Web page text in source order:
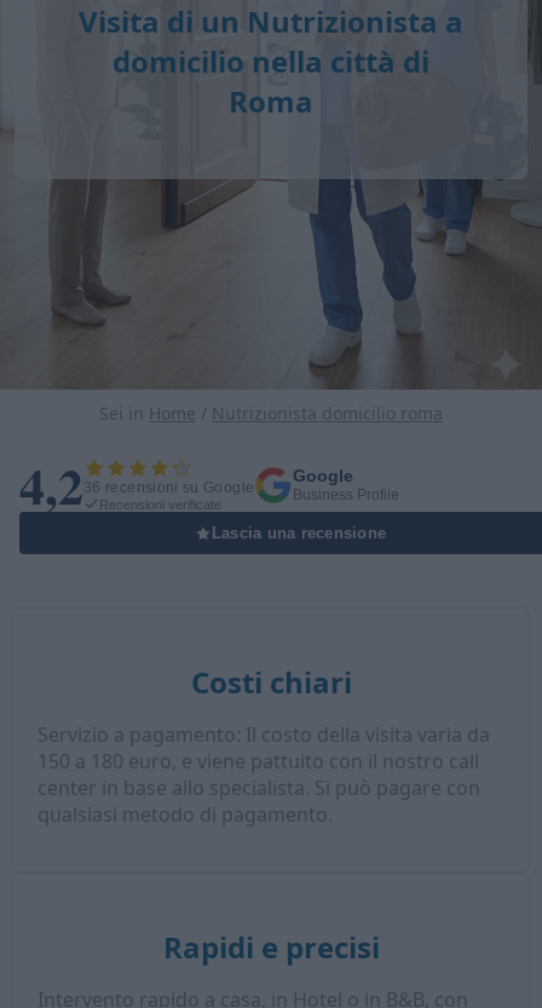
Visita di un Nutrizionista a
domicilio nella città di
Roma
Sei in Home / Nutrizionista domicilio roma
4,236 recensioni su Google
Recensioni verificate
Google
Business Profile
Lascia una recensione
Costi chiari
Servizio a pagamento: Il costo della visita varia da
150 a 180 euro, e viene pattuito con il nostro call
center in base allo specialista. Si può pagare con
qualsiasi metodo di pagamento.
Rapidi e precisi
Intervento rapido a casa, in Hotel o in B&B, con